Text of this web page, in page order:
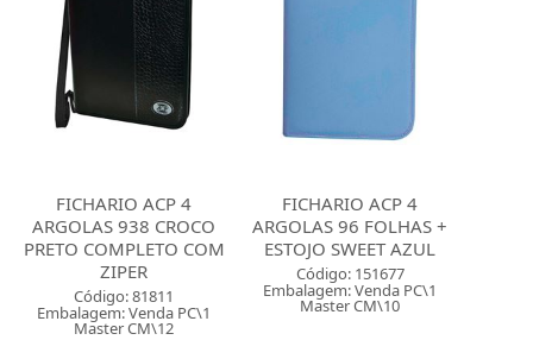
FICHARIO ACP 4
ARGOLAS 938 CROCO
PRETO COMPLETO COM
ZIPER
Código: 81811
Embalagem: Venda PC\1
Master CM\12
FICHARIO ACP 4
ARGOLAS 96 FOLHAS +
ESTOJO SWEET AZUL
Código: 151677
Embalagem: Venda PC\1
Master CM\10